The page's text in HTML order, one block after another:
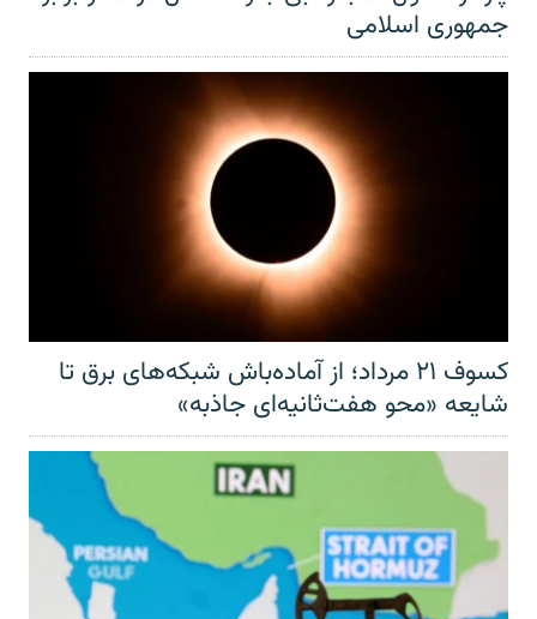
جمهوری اسلامی
کسوف ۲۱ مرداد؛ از آماده‌باش شبکه‌های برق تا
شایعه «محو هفت‌ثانیه‌ای جاذبه»